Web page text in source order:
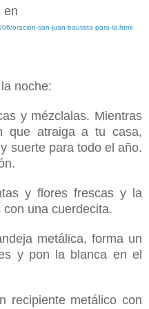
en
oracion-san-juan-bautista-para-la.html
noche:
y mézclalas. Mientras
que atraiga a tu casa,
suerte para todo el año.
y flores frescas y la
una cuerdecita.
metálica, forma un
y pon la blanca en el
recipiente metálico con